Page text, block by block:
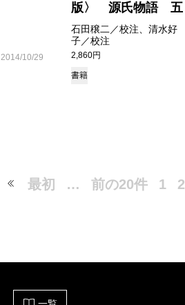
2014/10/29
版〉 源氏物語 五
石田穣二／校注、清水好
子／校注
2,860円
書籍
最初 … 前の20件 1 2